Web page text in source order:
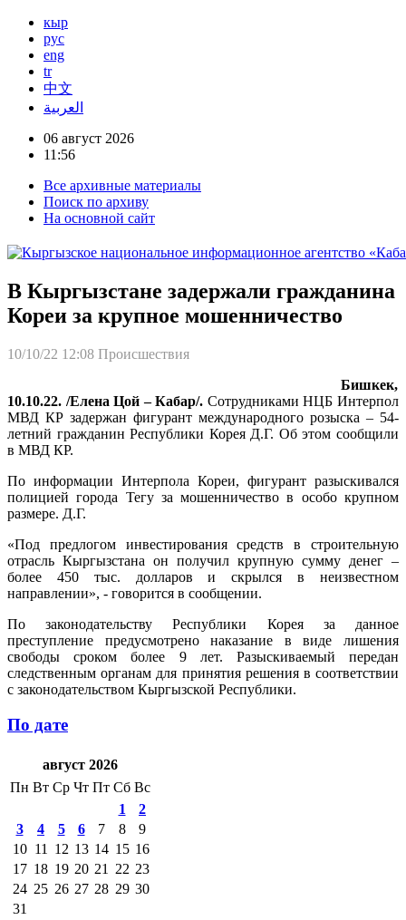
кыр
рус
eng
tr
中文
العربية
06 август 2026
11:56
Все архивные материалы
Поиск по архиву
На основной сайт
В Кыргызстане задержали гражданина
Кореи за крупное мошенничество
10/10/22 12:08 Происшествия
Бишкек,
10.10.22. /Елена Цой – Кабар/. Сотрудниками НЦБ Интерпол
МВД КР задержан фигурант международного розыска – 54-
летний гражданин Республики Корея Д.Г. Об этом сообщили
в МВД КР.
По информации Интерпола Кореи, фигурант разыскивался
полицией города Тегу за мошенничество в особо крупном
размере. Д.Г.
«Под предлогом инвестирования средств в строительную
отрасль Кыргызстана он получил крупную сумму денег –
более 450 тыс. долларов и скрылся в неизвестном
направлении», - говорится в сообщении.
По законодательству Республики Корея за данное
преступление предусмотрено наказание в виде лишения
свободы сроком более 9 лет. Разыскиваемый передан
следственным органам для принятия решения в соответствии
с законодательством Кыргызской Республики.
По дате
август 2026
Пн Вт Ср Чт Пт Сб Вс
1
2
3
4 5 6 7 8
9
10 11 12 13 14 15 16
17 18 19 20 21 22 23
24 25 26 27 28 29 30
31